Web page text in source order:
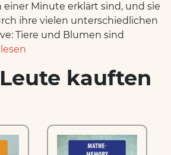
einer Minute erklärt sind, und sie
ihre vielen unterschiedlichen
Tiere und Blumen sind
kauften